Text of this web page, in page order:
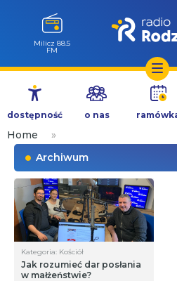
Przejdź
treści
Góra Igliczna
107.2 FM
dostępność o nas
Home
»
Archiwum
Kategoria: Kościół
Jak rozumieć dar posłania
w małżeństwie?